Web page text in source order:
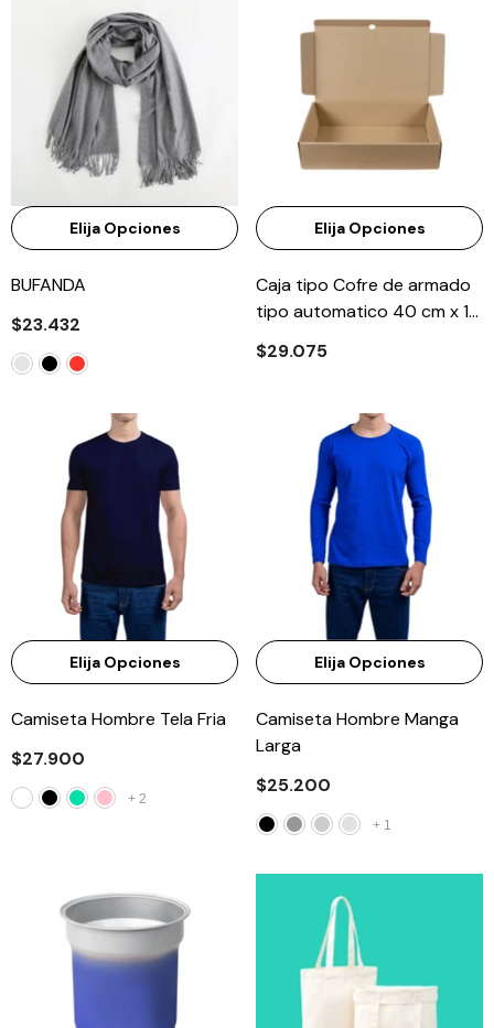
Elija Opciones
BUFANDA
$23.432
Elija Opciones
Caja tipo Cofre de armado
tipo automatico 40 cm x 19
cm x 4 cm
$29.075
Elija Opciones
Camiseta Hombre Tela Fria
$27.900
+ 2
Elija Opciones
Camiseta Hombre Manga
Larga
$25.200
+ 1